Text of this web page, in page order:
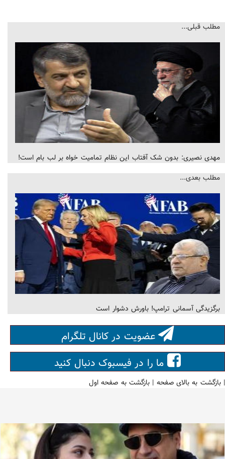
مطلب قبلی...
مهدی نصیری: بدون شک آفتاب این نظام تمامیت خواه بر لب بام است!
مطلب بعدی...
برگزیدگی آسمانی ترامپ! باورش دشوار است
عضویت در کانال تلگرام
ما را در فیسبوک دنبال کنید
|بازگشت به بالای صفحه |بازگشت به صفحه اول